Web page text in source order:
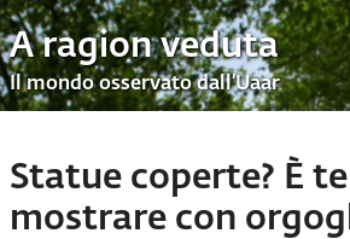
A ragion veduta
Il mondo osservato dall’Uaar
Statue coperte? È
mostrare con